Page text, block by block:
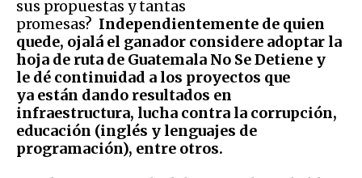
sus propuestas y tantas
promesas? Independientemente de quien
quede, ojalá el ganador considere adoptar la
hoja de ruta de Guatemala No Se Detiene y
le dé continuidad a los proyectos que
ya están dando resultados en
infraestructura, lucha contra la corrupción,
educación (inglés y lenguajes de
programación), entre otros.